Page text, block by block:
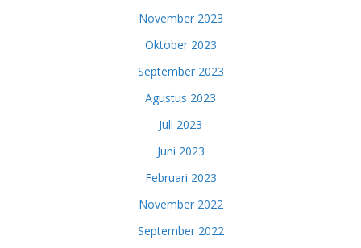
November 2023
Oktober 2023
September 2023
Agustus 2023
Juli 2023
Juni 2023
Februari 2023
November 2022
September 2022